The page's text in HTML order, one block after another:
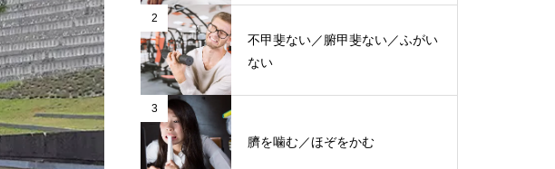
2
不甲斐ない／腑甲斐ない／ふがい
ない
3
臍を噛む／ほぞをかむ